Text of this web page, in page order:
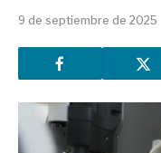
9 de septiembre de 2025